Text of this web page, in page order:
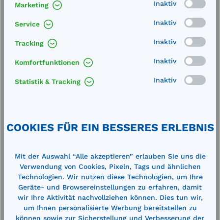
Technische Daten
Marketing Inaktiv
Service Inaktiv
Tracking Inaktiv
Komfortfunktionen Inaktiv
Statistik & Tracking Inaktiv
COOKIES FÜR EIN BESSERES ERLEBNIS
Mit der Auswahl “Alle akzeptieren” erlauben Sie uns die
Verwendung von Cookies, Pixeln, Tags und ähnlichen
Technologien. Wir nutzen diese Technologien, um Ihre
Geräte- und Browsereinstellungen zu erfahren, damit
wir Ihre Aktivität nachvollziehen können. Dies tun wir,
um Ihnen personalisierte Werbung bereitstellen zu
können sowie zur Sicherstellung und Verbesserung der